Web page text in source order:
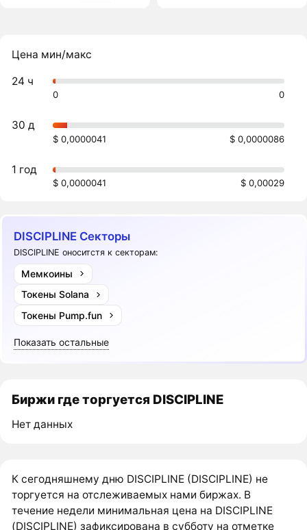
Цена мин/макс
24 ч
0 0
30 д
$ 0,0000041 $ 0,0000086
1 год
$ 0,0000041 $ 0,00029
DISCIPLINE Секторы
DISCIPLINE оноситстя к секторам:
Мемкоины
Токены Solana
Токены Pump.fun
Показать остальные
Биржи где торгуется DISCIPLINE
Нет данных
К сегодняшнему дню DISCIPLINE (DISCIPLINE) не
торгуется на отслеживаемых нами биржах. В
течение недели минимальная цена на DISCIPLINE
(DISCIPLINE) зафиксирована в субботу на отметке